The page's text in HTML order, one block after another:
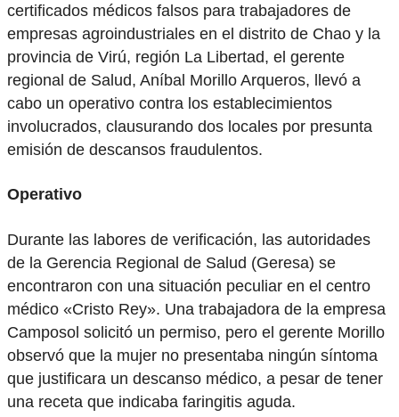
certificados médicos falsos para trabajadores de
empresas agroindustriales en el distrito de Chao y la
provincia de Virú, región La Libertad, el gerente
regional de Salud, Aníbal Morillo Arqueros, llevó a
cabo un operativo contra los establecimientos
involucrados, clausurando dos locales por presunta
emisión de descansos fraudulentos.
Operativo
Durante las labores de verificación, las autoridades
de la Gerencia Regional de Salud (Geresa) se
encontraron con una situación peculiar en el centro
médico «Cristo Rey». Una trabajadora de la empresa
Camposol solicitó un permiso, pero el gerente Morillo
observó que la mujer no presentaba ningún síntoma
que justificara un descanso médico, a pesar de tener
una receta que indicaba faringitis aguda.